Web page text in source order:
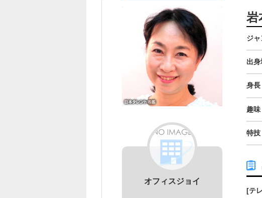
オフィスジョイ
ジ
出身
身長
趣味
特技
[テ